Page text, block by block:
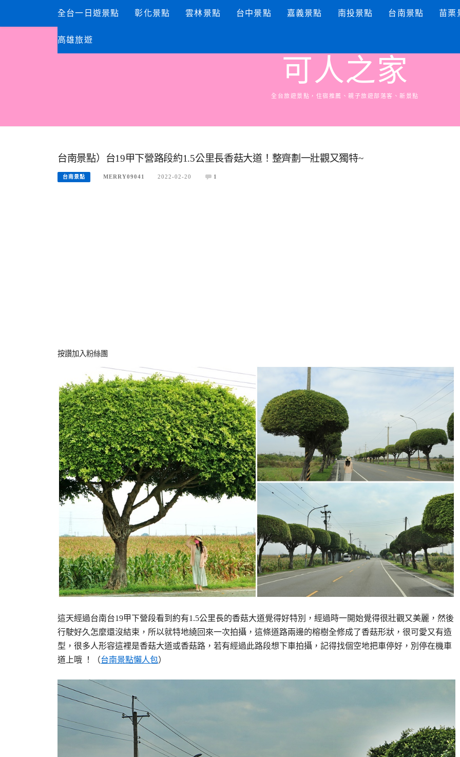
content
全台一日遊景點 彰化景點 雲林景點 台中景點 嘉義景點 南投景點 台南景點 苗栗
高雄旅遊
可人之家
全台旅遊景點，住宿推薦、親子旅遊部落客、新景點
台南景點）台19甲下營路段約1.5公里長香菇大道！整齊劃一壯觀又獨特~
台南景點 MERRY09041 2022-02-20 1
按讚加入粉絲團
這天經過台南台19甲下營段看到約有1.5公里長的香菇大道覺得好特別，經過時一開始覺得很壯觀又美麗，然後
行駛好久怎麼還沒結束，所以就特地繞回來一次拍攝，這條道路兩邊的榕樹全修成了香菇形狀，很可愛又有造
型，很多人形容這裡是香菇大道或香菇路，若有經過此路段想下車拍攝，記得找個空地把車停好，別停在機車
道上哦 ！（台南景點懶人包）